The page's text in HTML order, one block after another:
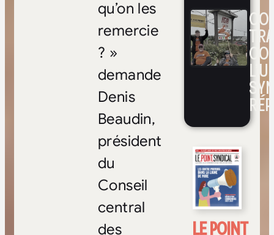
LE POINT
qu’on les
remercie
? »
demande
Denis
Beaudin,
président
du
Conseil
central
des